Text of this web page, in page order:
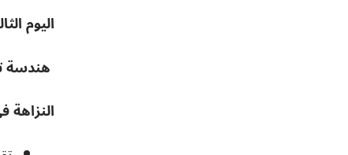
اليوم
هندسة